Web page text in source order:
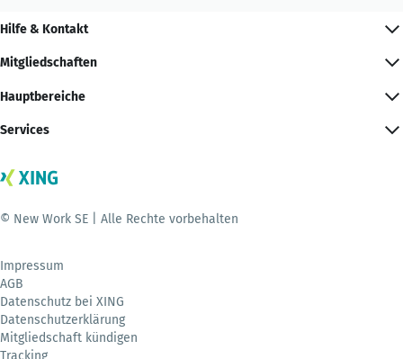
Hilfe & Kontakt
Mitgliedschaften
Hauptbereiche
Services
© New Work SE | Alle Rechte vorbehalten
Impressum
AGB
Datenschutz bei XING
Datenschutzerklärung
Mitgliedschaft kündigen
Tracking